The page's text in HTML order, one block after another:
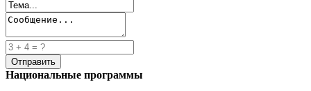
Национальные программы